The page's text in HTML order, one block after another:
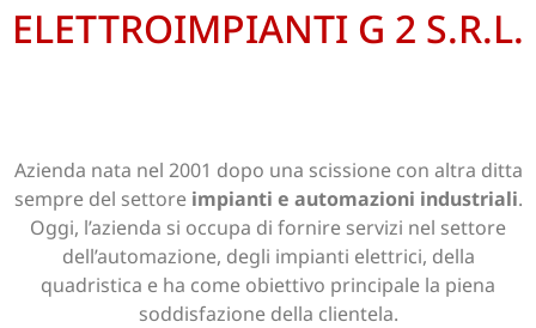
ELETTROIMPIANTI G 2 S.R.L.
Azienda nata nel 2001 dopo una scissione con altra ditta
sempre del settore impianti e automazioni industriali.
Oggi, l’azienda si occupa di fornire servizi nel settore
dell’automazione, degli impianti elettrici, della
quadristica e ha come obiettivo principale la piena
soddisfazione della clientela.